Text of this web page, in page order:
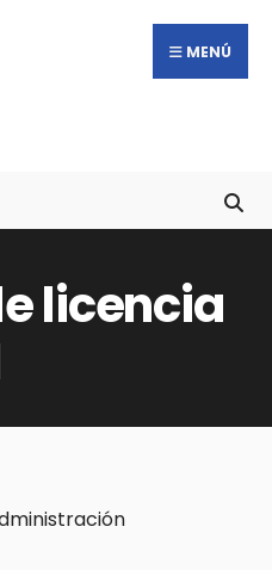
MENÚ
licencia